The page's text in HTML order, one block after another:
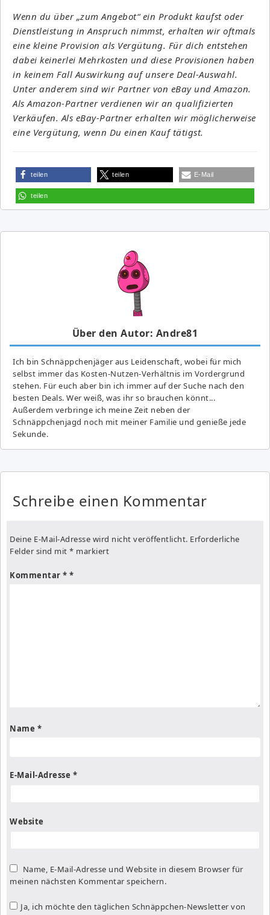
Wenn du über „zum Angebot“ ein Produkt kaufst oder
Dienstleistung in Anspruch nimmst, erhalten wir oftmals
eine kleine Provision als Vergütung. Für dich entstehen
dabei keinerlei Mehrkosten und diese Provisionen haben
in keinem Fall Auswirkung auf unsere Deal-Auswahl.
Unter anderem sind wir Partner von eBay und Amazon.
Als Amazon-Partner verdienen wir an qualifizierten
Verkäufen. Als eBay-Partner erhalten wir möglicherweise
eine Vergütung, wenn Du einen Kauf tätigst.
teilen teilen E-Mail
teilen
Über den Autor: Andre81
Ich bin Schnäppchenjäger aus Leidenschaft, wobei für mich
selbst immer das Kosten-Nutzen-Verhältnis im Vordergrund
stehen. Für euch aber bin ich immer auf der Suche nach den
besten Deals. Wer weiß, was ihr so brauchen könnt...
Außerdem verbringe ich meine Zeit neben der
Schnäppchenjagd noch mit meiner Familie und genieße jede
Sekunde.
Schreibe einen Kommentar
Deine E-Mail-Adresse wird nicht veröffentlicht. Erforderliche
Felder sind mit * markiert
Kommentar *
Name *
E-Mail-Adresse *
Website
Name, E-Mail-Adresse und Website in diesem Browser für
meinen nächsten Kommentar speichern.
Ja, ich möchte den täglichen Schnäppchen-Newsletter von